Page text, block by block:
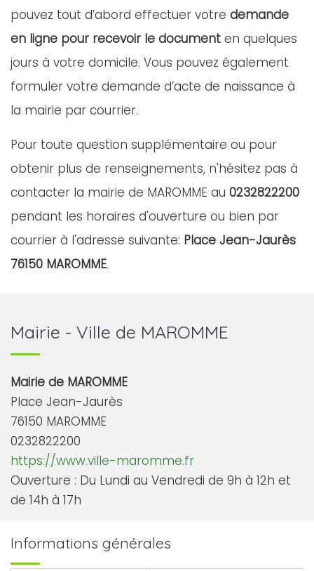
pouvez tout d’abord effectuer votre demande
en ligne pour recevoir le document en quelques
jours à votre domicile. Vous pouvez également
formuler votre demande d’acte de naissance à
la mairie par courrier.
Pour toute question supplémentaire ou pour
obtenir plus de renseignements, n'hésitez pas à
contacter la mairie de MAROMME au 0232822200
pendant les horaires d'ouverture ou bien par
courrier à l'adresse suivante: Place Jean-Jaurès
76150 MAROMME.
Mairie - Ville de MAROMME
Mairie de MAROMME
Place Jean-Jaurès
76150 MAROMME
0232822200
https://www.ville-maromme.fr
Ouverture : Du Lundi au Vendredi de 9h à 12h et
de 14h à 17h
Informations générales